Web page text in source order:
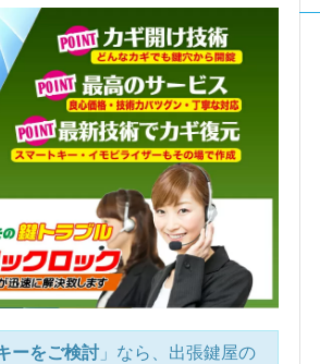
ーをご検討 」なら、出張鍵屋の